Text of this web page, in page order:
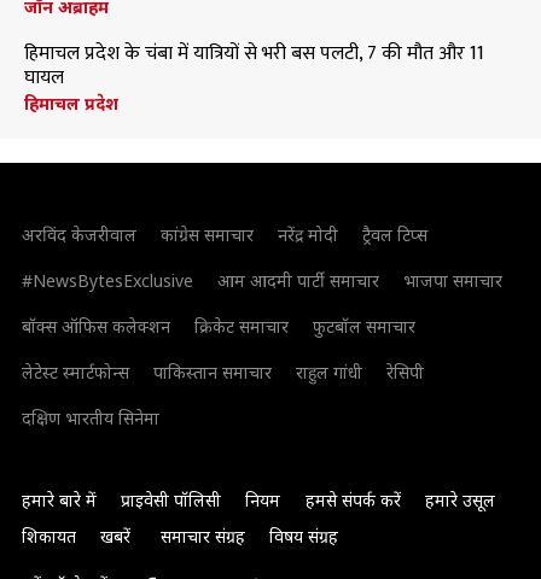
जॉन अब्राहम
हिमाचल प्रदेश के चंबा में यात्रियों से भरी बस पलटी, 7 की मौत और 11
घायल
हिमाचल प्रदेश
अरविंद केजरीवाल कांग्रेस समाचार नरेंद्र मोदी
ट्रैवल टिप्स
#NewsBytesExclusive
आम आदमी पार्टी समाचार
भाजपा समाचार
बॉक्स ऑफिस कलेक्शन
क्रिकेट समाचार
फुटबॉल समाचार
लेटेस्ट स्मार्टफोन्स
पाकिस्तान समाचार राहुल गांधी
रेसिपी
दक्षिण भारतीय सिनेमा
हमारे बारे में प्राइवेसी पॉलिसी नियम हमसे संपर्क करें
हमारे उसूल
शिकायत
खबरें समाचार संग्रह विषय संग्रह